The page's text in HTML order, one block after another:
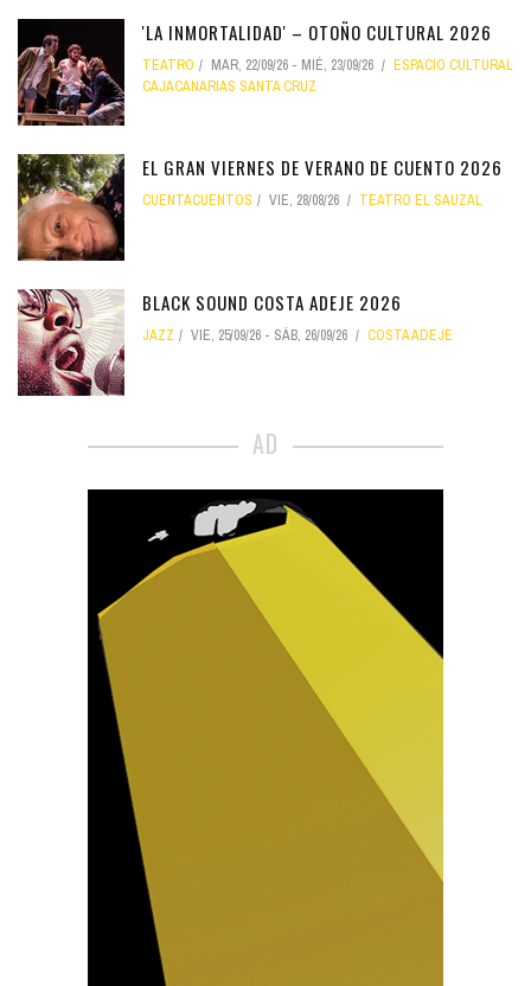
'LA INMORTALIDAD' – OTOÑO CULTURAL 2026
TEATRO MAR, 22/09/26 - MIÉ, 23/09/26
ESPACIO CULTURAL
CAJACANARIAS SANTA CRUZ
EL GRAN VIERNES DE VERANO DE CUENTO 2026
CUENTACUENTOS VIE, 28/08/26 TEATRO EL SAUZAL
BLACK SOUND COSTA ADEJE 2026
JAZZ VIE, 25/09/26 - SÁB, 26/09/26 COSTA ADEJE
AD